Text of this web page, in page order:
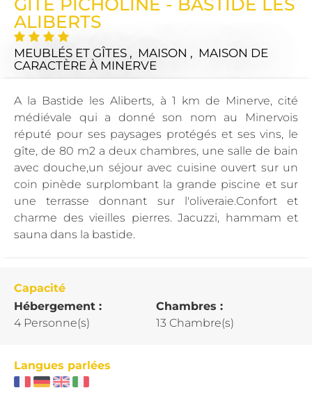
ALIBERTS
MEUBLÉS ET GÎTES , MAISON , MAISON DE
CARACTÈRE À MINERVE
A la Bastide les Aliberts, à 1 km de Minerve, cité
médiévale qui a donné son nom au Minervois
réputé pour ses paysages protégés et ses vins, le
gîte, de 80 m2 a deux chambres, une salle de bain
avec douche,un séjour avec cuisine ouvert sur un
coin pinède surplombant la grande piscine et sur
une terrasse donnant sur l'oliveraie.Confort et
charme des vieilles pierres. Jacuzzi, hammam et
sauna dans la bastide.
Capacité
Hébergement :
4 Personne(s)
Chambres :
13 Chambre(s)
Langues parlées